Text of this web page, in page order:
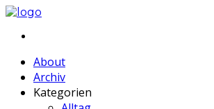
About
Archiv
Kategorien